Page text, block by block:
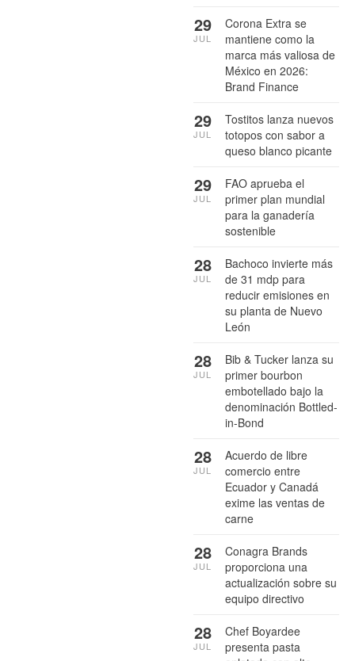
Corona Extra se
mantiene como la
marca más valiosa de
México en 2026:
Brand Finance
29
JUL
Tostitos lanza nuevos
totopos con sabor a
queso blanco picante
29
JUL
FAO aprueba el
primer plan mundial
para la ganadería
sostenible
29
JUL
Bachoco invierte más
de 31 mdp para
reducir emisiones en
su planta de Nuevo
León
28
JUL
Bib & Tucker lanza su
primer bourbon
embotellado bajo la
denominación Bottled-
in-Bond
28
JUL
Acuerdo de libre
comercio entre
Ecuador y Canadá
exime las ventas de
carne
28
JUL
Conagra Brands
proporciona una
actualización sobre su
equipo directivo
28
JUL
Chef Boyardee
presenta pasta
28
JUL